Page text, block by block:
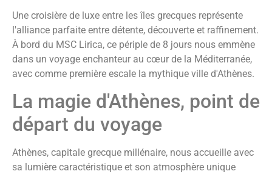
Une croisière de luxe entre les îles grecques représente
l'alliance parfaite entre détente, découverte et raffinement.
À bord du MSC Lirica, ce périple de 8 jours nous emmène
dans un voyage enchanteur au cœur de la Méditerranée,
avec comme première escale la mythique ville d'Athènes.
La magie d'Athènes, point de
départ du voyage
Athènes, capitale grecque millénaire, nous accueille avec
sa lumière caractéristique et son atmosphère unique